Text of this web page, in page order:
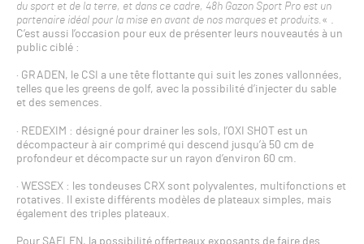
du sport et de la terre, et dans ce cadre, 48h Gazon Sport Pro est un
partenaire idéal pour la mise en avant de nos marques et produits. « .
C’est aussi l’occasion pour eux de présenter leurs nouveautés à un
public ciblé :
· GRADEN, le CSI a une tête flottante qui suit les zones vallonnées,
telles que les greens de golf, avec la possibilité d’injecter du sable
et des semences.
· REDEXIM : désigné pour drainer les sols, l’OXI SHOT est un
décompacteur à air comprimé qui descend jusqu’à 50 cm de
profondeur et décompacte sur un rayon d’environ 60 cm.
· WESSEX : les tondeuses CRX sont polyvalentes, multifonctions et
rotatives. Il existe différents modèles de plateaux simples, mais
également des triples plateaux.
Pour SAELEN, la possibilité offerteaux exposants de faire des